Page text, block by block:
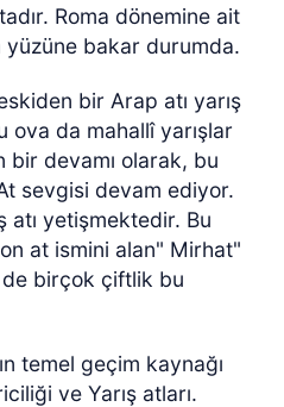
Roma dönemine ait
yüzüne bakar durumda.
bir Arap atı yarış
ova da mahallî yarışlar
bir devamı olarak, bu
sevgisi devam ediyor.
atı yetişmektedir. Bu
at ismini alan" Mirhat"
de birçok çiftlik bu
temel geçim kaynağı
ve Yarış atları.